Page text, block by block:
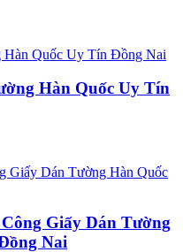
Hàn Quốc Uy Tín
Giấy Dán Tường
Nai